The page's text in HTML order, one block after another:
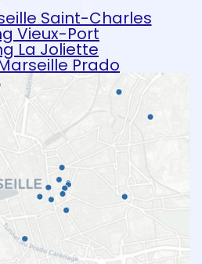
Saint-Charles
Vieux-Port
La Joliette
Prado